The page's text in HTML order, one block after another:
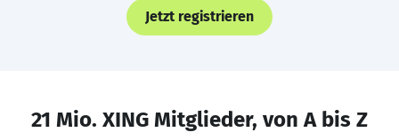
Jetzt registrieren
21 Mio. XING Mitglieder, von A bis Z